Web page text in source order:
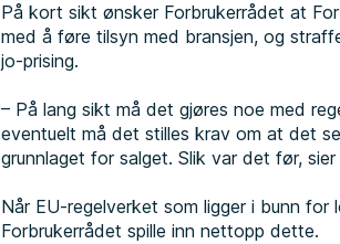
På kort sikt ønsker Forbrukerrådet at
med å føre tilsyn med bransjen, og
jo-prising.
– På lang sikt må det gjøres noe med
eventuelt må det stilles krav om at det
grunnlaget for salget. Slik var det før, sier
Når EU-regelverket som ligger i bunn for
Forbrukerrådet spille inn nettopp dette.